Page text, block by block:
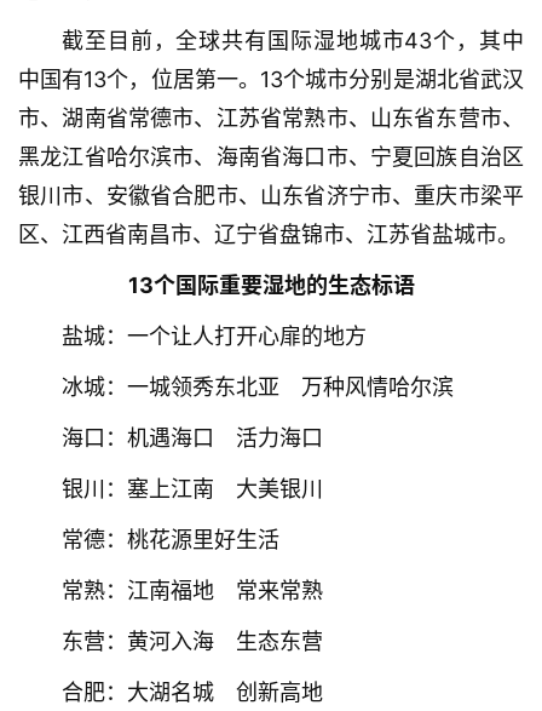
航
截至目前，全球共有国际湿地城市43个，其中
中国有13个，位居第一。13个城市分别是湖北省武汉
市、湖南省常德市、江苏省常熟市、山东省东营市、
黑龙江省哈尔滨市、海南省海口市、宁夏回族自治区
银川市、安徽省合肥市、山东省济宁市、重庆市梁平
区、江西省南昌市、辽宁省盘锦市、江苏省盐城市。
13个国际重要湿地的生态标语
盐城：一个让人打开心扉的地方
冰城：一城领秀东北亚　万种风情哈尔滨
海口：机遇海口　活力海口
银川：塞上江南　大美银川
常德：桃花源里好生活
常熟：江南福地　常来常熟
东营：黄河入海　生态东营
合肥：大湖名城　创新高地